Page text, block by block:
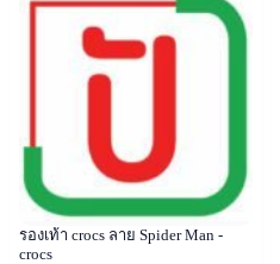
Popular
รองเท้า crocs ลาย Spider Man -
crocs